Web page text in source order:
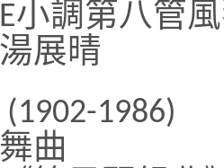
E小調第八管
展晴
1986)
曲